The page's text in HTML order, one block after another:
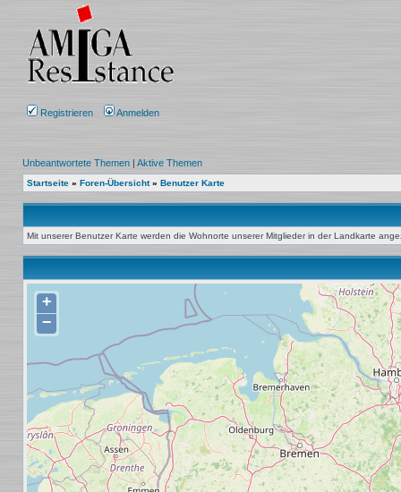
Registrieren Anmelden
Unbeantwortete Themen | Aktive Themen
Startseite » Foren-Übersicht» Benutzer Karte
Mit unserer Benutzer Karte werden die Wohnorte unserer Mitglieder in der Landkarte
+
−